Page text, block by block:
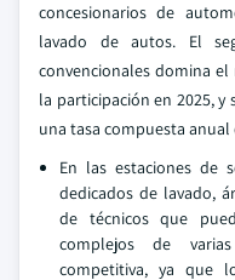
concesionarios de
lavado de autos. El
convencionales domina
la participación en 2025, y
una tasa compuesta anual
En las estaciones de
dedicados de lavado,
de técnicos que
complejos de
competitiva, ya que